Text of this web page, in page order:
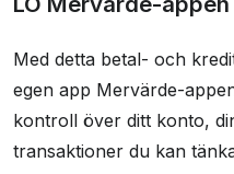
Med detta betal- och
egen app Mervärde-
kontroll över ditt konto,
transaktioner du kan